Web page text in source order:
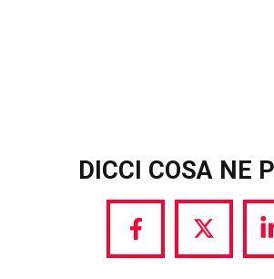
DICCI COSA NE
Share
via
Share
via